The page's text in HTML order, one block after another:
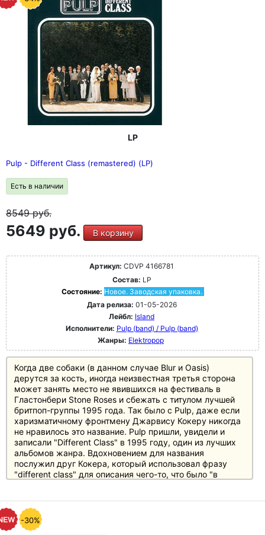
версия "Zeitreise" также на 2LP, на прозрачном
голубом.
LP
Pulp - Different Class (remastered) (LP)
Есть в наличии
8549руб.
5649 руб. В корзину
Артикул: CDVP 4166781
Состав: LP
Состояние: Новое. Заводская упаковка.
Дата релиза: 01-05-2026
Лейбл: Island
Исполнители: Pulp (band) / Pulp (band)
Жанры: Elektropop
Когда две собаки (в данном случае Blur и Oasis)
дерутся за кость, иногда неизвестная третья сторона
может занять место не явившихся на фестиваль в
Гластонбери Stone Roses и сбежать с титулом лучшей
бритпоп-группы 1995 года. Так было с Pulp, даже если
харизматичному фронтмену Джарвису Кокеру никогда
не нравилось это название. Pulp пришли, увидели и
записали "Different Class" в 1995 году, один из лучших
альбомов жанра. Вдохновением для названия
послужил друг Кокера, который использовал фразу
"different class" для описания чего-то, что было "в
нескольких песен альбома. Послание на обратной
стороне пластинки также отсылает к этой идее:
"Мы не хотим проблем, мы просто хотим права быть
-30%